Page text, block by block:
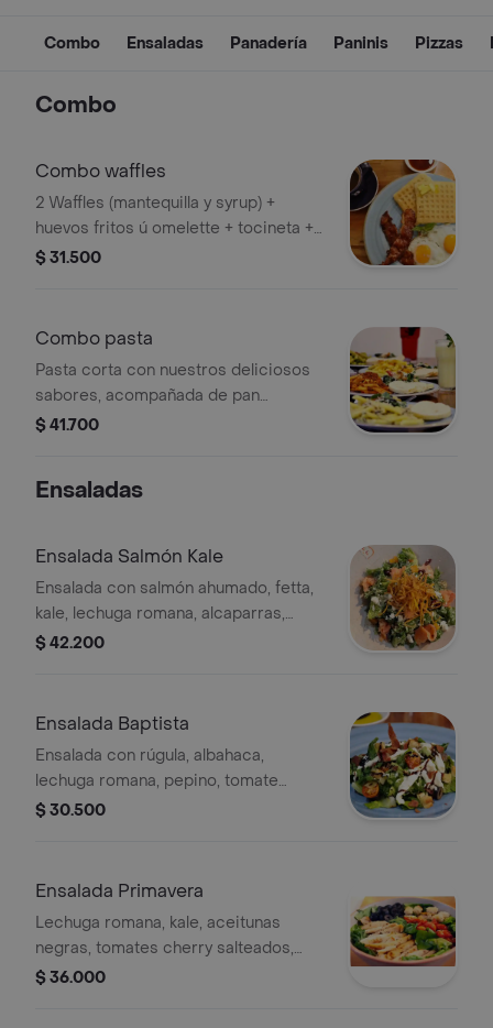
Combo Ensaladas Panadería Paninis Pizzas
Combo
Combo waffles
2 Waffles (mantequilla y syrup) +
huevos fritos ú omelette + tocineta +
bebida caliente 7 oz.
$ 31.500
Combo pasta
Pasta corta con nuestros deliciosos
sabores, acompañada de pan
artesanal, ensalada de la casa y
$ 41.700
Ensaladas
Ensalada Salmón Kale
Ensalada con salmón ahumado, fetta,
kale, lechuga romana, alcaparras,
croutons de zapallo, crispy zanahoria,
$ 42.200
Ensalada Baptista
Ensalada con rúgula, albahaca,
lechuga romana, pepino, tomate
cherry, tocineta crispy, straciatella,
$ 30.500
Ensalada Primavera
Lechuga romana, kale, aceitunas
negras, tomates cherry salteados,
crutones, pechuga de pollo. con
$ 36.000